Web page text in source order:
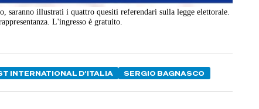
saranno illustrati i quattro quesiti referendari sulla legge elettorale.
L'ingresso è gratuito.
INTERNATIONAL D'ITALIA SERGIO BAGNASCO